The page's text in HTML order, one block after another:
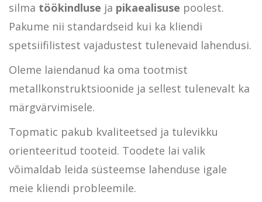
silma töökindluse ja pikaealisuse poolest.
Pakume nii standardseid kui ka kliendi
spetsiifilistest vajadustest tulenevaid lahendusi.
Oleme laiendanud ka oma tootmist
metallkonstruktsioonide ja sellest tulenevalt ka
märgvärvimisele.
Topmatic pakub kvaliteetsed ja tulevikku
orienteeritud tooteid. Toodete lai valik
võimaldab leida süsteemse lahenduse igale
meie kliendi probleemile.